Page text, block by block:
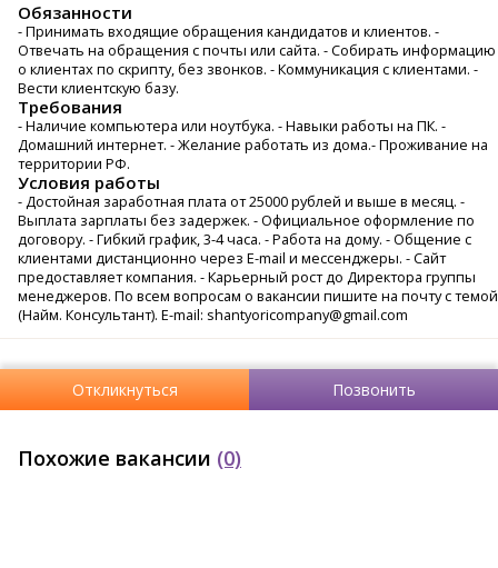
Обязанности
- Принимать входящие обращения кандидатов и клиентов. -
Отвечать на обращения с почты или сайта. - Собирать информацию
о клиентах по скрипту, без звонков. - Коммуникация с клиентами. -
Вести клиентскую базу.
Требования
- Наличие компьютера или ноутбука. - Навыки работы на ПК. -
Домашний интернет. - Желание работать из дома.- Проживание на
территории РФ.
Условия работы
- Достойная заработная плата от 25000 рублей и выше в месяц. -
Выплата зарплаты без задержек. - Официальное оформление по
договору. - Гибкий график, 3-4 часа. - Работа на дому. - Общение с
клиентами дистанционно через E-mail и мессенджеры. - Сайт
предоставляет компания. - Карьерный рост до Директора группы
менеджеров. По всем вопросам о вакансии пишите на почту с темой
(Найм. Консультант). E-mail: shantyoricompany@gmail.com
Откликнуться Позвонить
Похожие вакансии (0)